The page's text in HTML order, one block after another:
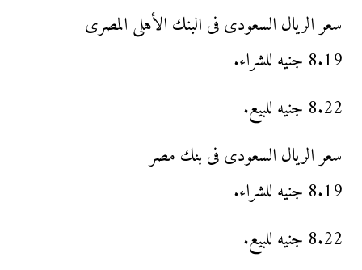
سعر الريال السعودى فى البنك الأهلى المصرى
8.19 جنيه للشراء.
8.22 جنيه للبيع.
سعر الريال السعودى فى بنك مصر
8.19 جنيه للشراء.
8.22 جنيه للبيع.